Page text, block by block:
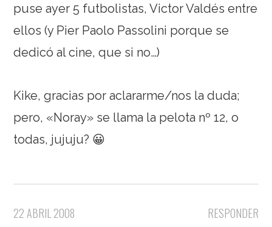
puse ayer 5 futbolistas, Victor Valdés entre
ellos (y Pier Paolo Passolini porque se
dedicó al cine, que si no…)
Kike, gracias por aclararme/nos la duda;
pero, «Noray» se llama la pelota nº 12, o
todas, jujuju? 😀
RESPONDER
22 ABRIL 2008